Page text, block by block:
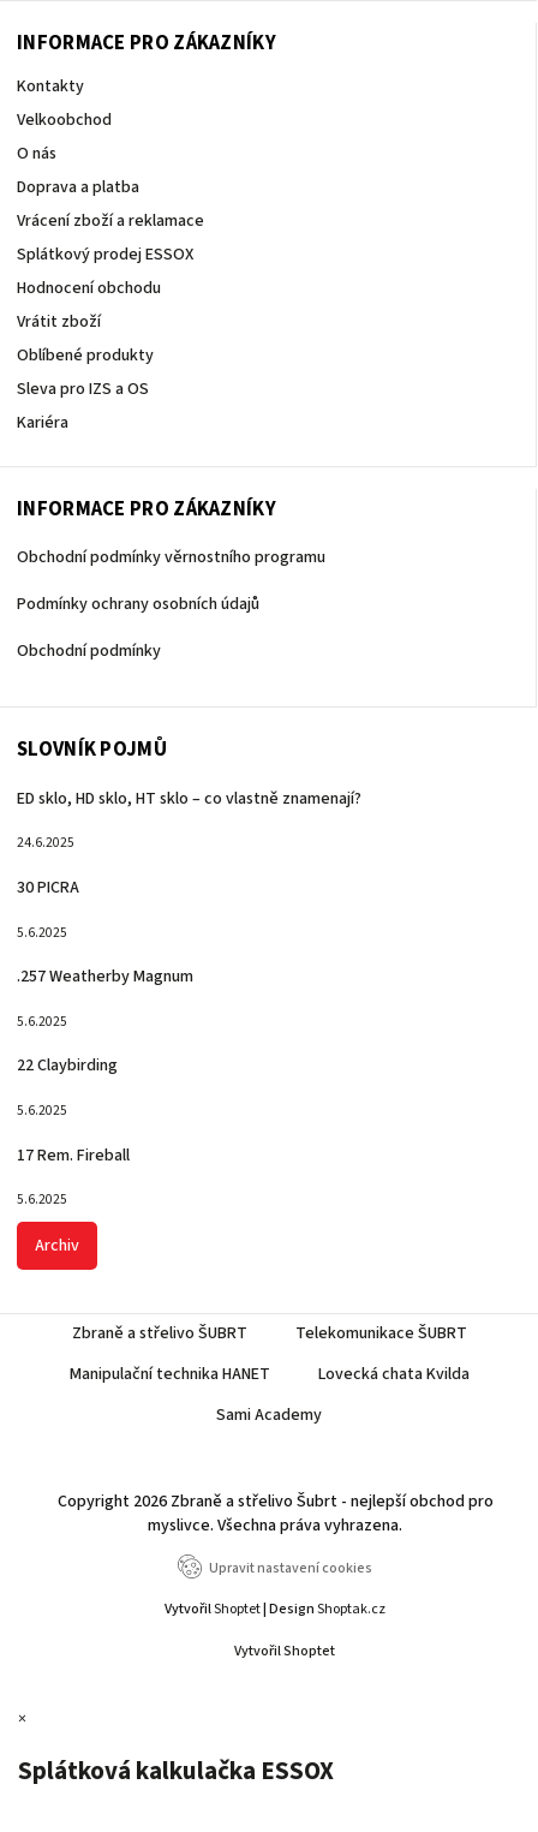
INFORMACE PRO ZÁKAZNÍKY
Kontakty
Velkoobchod
O nás
Doprava a platba
Vrácení zboží a reklamace
Splátkový prodej ESSOX
Hodnocení obchodu
Vrátit zboží
Oblíbené produkty
Sleva pro IZS a OS
Kariéra
INFORMACE PRO ZÁKAZNÍKY
Obchodní podmínky věrnostního programu
Podmínky ochrany osobních údajů
Obchodní podmínky
SLOVNÍK POJMŮ
ED sklo, HD sklo, HT sklo – co vlastně znamenají?
24.6.2025
30 PICRA
5.6.2025
.257 Weatherby Magnum
5.6.2025
22 Claybirding
5.6.2025
17 Rem. Fireball
5.6.2025
Archiv
Zbraně a střelivo ŠUBRT
Telekomunikace ŠUBRT
Manipulační technika HANET
Lovecká chata Kvilda
Sami Academy
Vytvořil Shoptet
Copyright 2026 Zbraně a střelivo Šubrt - nejlepší obchod pro
myslivce. Všechna práva vyhrazena.
Upravit nastavení cookies
VytvořilShoptet| DesignShoptak.cz
×
Splátková kalkulačka ESSOX